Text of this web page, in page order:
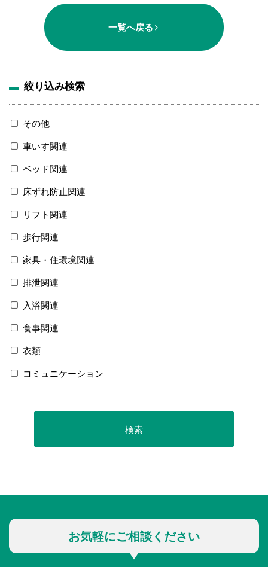
一覧へ戻る
絞り込み検索
その他
車いす関連
ベッド関連
床ずれ防止関連
リフト関連
歩行関連
家具・住環境関連
排泄関連
入浴関連
食事関連
衣類
コミュニケーション
お気軽にご相談ください